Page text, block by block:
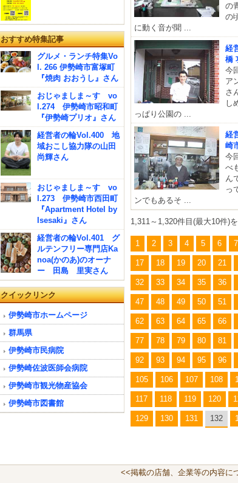
の
の
に動く音が聞 ...
経
橋
今
ア
さ
し
っぱり公園の ...
経
崎
今
べ
ん
っ
ンでもあるそ ...
1,311～1,320件目(最大10件)
1 2 3 4 5 6 7
17 18 19 20 21
32 33 34 35 36
47 48 49 50 51
62 63 64 65 66
77 78 79 80 81
92 93 94 95 96
105 106 107 108
117 118 119 120
129 130 131 132
おすすめ特集記事
グルメ・ランチ特集Vo
l. 266 伊勢崎市富塚町
『焼肉 おおうし』さん
おじゃましま～す vo
l.274 伊勢崎市昭和町
『伊勢崎プリオ』さん
経営者の輪Vol.400 地
域おこし協力隊の山田
尚輝さん
おじゃましま～す vo
l.273 伊勢崎市西田町
『Apartment Hotel by
Isesaki』さん
経営者の輪Vol.401 グ
ルテンフリー専門店Ka
noa(かのあ)のオーナ
ー 田島 里実さん
クイックリンク
伊勢崎市ホームページ
群馬県
伊勢崎市民病院
伊勢崎佐波医師会病院
伊勢崎市観光物産協会
伊勢崎市図書館
<<掲載の店舗、企業等の内容に